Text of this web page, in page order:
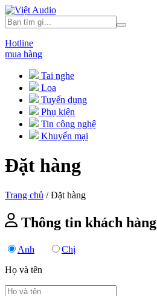
Hotline
mua hàng
Tai nghe
Loa
Tuyển dụng
Phụ kiện
Tin công nghệ
Khuyến mại
Đặt hàng
Trang chủ / Đặt hàng
Thông tin khách hàng
Anh
Chị
Họ và tên